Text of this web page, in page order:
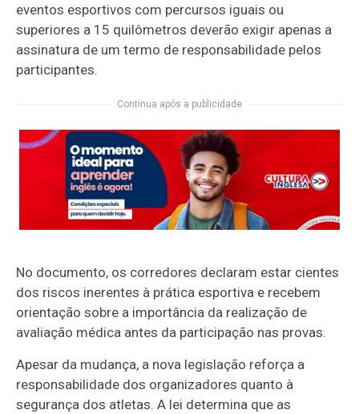
eventos esportivos com percursos iguais ou
superiores a 15 quilômetros deverão exigir apenas a
assinatura de um termo de responsabilidade pelos
participantes.
Continua após a publicidade
No documento, os corredores declaram estar cientes
dos riscos inerentes à prática esportiva e recebem
orientação sobre a importância da realização de
avaliação médica antes da participação nas provas.
Apesar da mudança, a nova legislação reforça a
responsabilidade dos organizadores quanto à
segurança dos atletas. A lei determina que as